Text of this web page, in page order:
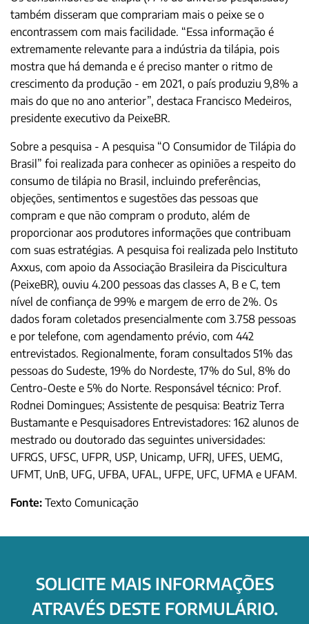
também disseram que comprariam mais o peixe se o
encontrassem com mais facilidade. “Essa informação é
extremamente relevante para a indústria da tilápia, pois
mostra que há demanda e é preciso manter o ritmo de
crescimento da produção - em 2021, o país produziu 9,8% a
mais do que no ano anterior”, destaca Francisco Medeiros,
presidente executivo da PeixeBR.
Sobre a pesquisa - A pesquisa “O Consumidor de Tilápia do
Brasil” foi realizada para conhecer as opiniões a respeito do
consumo de tilápia no Brasil, incluindo preferências,
objeções, sentimentos e sugestões das pessoas que
compram e que não compram o produto, além de
proporcionar aos produtores informações que contribuam
com suas estratégias. A pesquisa foi realizada pelo Instituto
Axxus, com apoio da Associação Brasileira da Piscicultura
(PeixeBR), ouviu 4.200 pessoas das classes A, B e C, tem
nível de confiança de 99% e margem de erro de 2%. Os
dados foram coletados presencialmente com 3.758 pessoas
e por telefone, com agendamento prévio, com 442
entrevistados. Regionalmente, foram consultados 51% das
pessoas do Sudeste, 19% do Nordeste, 17% do Sul, 8% do
Centro-Oeste e 5% do Norte. Responsável técnico: Prof.
Rodnei Domingues; Assistente de pesquisa: Beatriz Terra
Bustamante e Pesquisadores Entrevistadores: 162 alunos de
mestrado ou doutorado das seguintes universidades:
UFRGS, UFSC, UFPR, USP, Unicamp, UFRJ, UFES, UEMG,
UFMT, UnB, UFG, UFBA, UFAL, UFPE, UFC, UFMA e UFAM.
Fonte: Texto Comunicação
SOLICITE MAIS INFORMAÇÕES
ATRAVÉS DESTE FORMULÁRIO.